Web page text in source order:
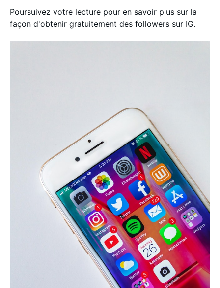
Poursuivez votre lecture pour en savoir plus sur la
façon d'obtenir gratuitement des followers sur IG.